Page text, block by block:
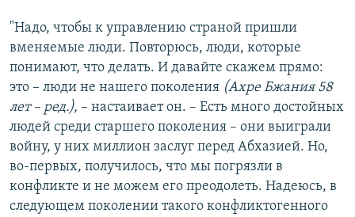
"Надо, чтобы к управлению страной пришли
вменяемые люди. Повторюсь, люди, которые
понимают, что делать. И давайте скажем прямо:
это – люди не нашего поколения (Ахре Бжания 58
лет – ред.), –​ настаивает он. – Есть много достойных
людей среди старшего поколения – они выиграли
войну, у них миллион заслуг перед Абхазией. Но,
во-первых, получилось, что мы погрязли в
конфликте и не можем его преодолеть. Надеюсь, в
следующем поколении такого конфликтогенного